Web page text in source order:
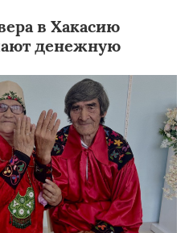
в Хакасию
денежную